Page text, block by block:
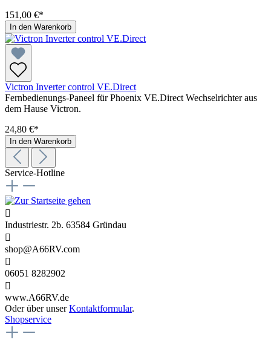
151,00 €*
In den Warenkorb
Victron Inverter control VE.Direct
Fernbedienungs-Paneel für Phoenix VE.Direct Wechselrichter aus
dem Hause Victron.
24,80 €*
In den Warenkorb
Service-Hotline
Industriestr. 2b. 63584 Gründau
shop@A66RV.com
06051 8282902
www.A66RV.de
Oder über unserKontaktformular.
Shopservice